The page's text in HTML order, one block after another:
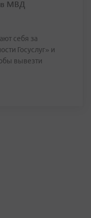
в МВД
себя за
Госуслуг» и
вывезти